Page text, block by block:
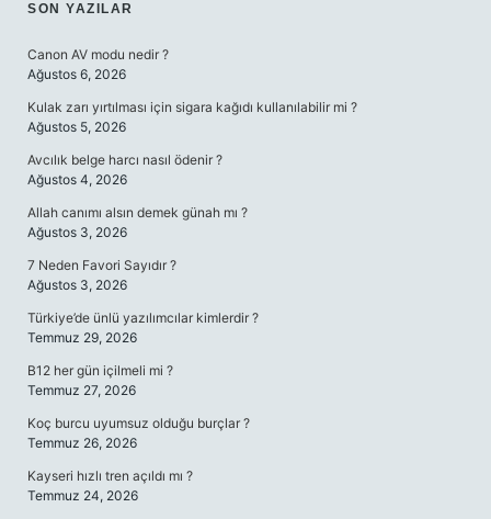
SIDEBAR
SON YAZILAR
Canon AV modu nedir ?
Ağustos 6, 2026
Kulak zarı yırtılması için sigara kağıdı kullanılabilir mi ?
Ağustos 5, 2026
Avcılık belge harcı nasıl ödenir ?
Ağustos 4, 2026
Allah canımı alsın demek günah mı ?
Ağustos 3, 2026
7 Neden Favori Sayıdır ?
Ağustos 3, 2026
Türkiye’de ünlü yazılımcılar kimlerdir ?
Temmuz 29, 2026
B12 her gün içilmeli mi ?
Temmuz 27, 2026
Koç burcu uyumsuz olduğu burçlar ?
Temmuz 26, 2026
Kayseri hızlı tren açıldı mı ?
Temmuz 24, 2026